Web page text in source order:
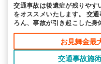
交通事故は後遺症が残りやす
をオススメいたします。 交通事故によって損傷した患部はもち
ろん、事故が引き起こした身
お気軽にご相談ください。
お見舞金最
交通事故施